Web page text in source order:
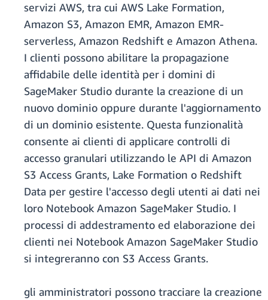
servizi AWS, tra cui AWS Lake Formation,
Amazon S3, Amazon EMR, Amazon EMR-
serverless, Amazon Redshift e Amazon Athena.
I clienti possono abilitare la propagazione
affidabile delle identità per i domini di
SageMaker Studio durante la creazione di un
nuovo dominio oppure durante l'aggiornamento
di un dominio esistente. Questa funzionalità
consente ai clienti di applicare controlli di
accesso granulari utilizzando le API di Amazon
S3 Access Grants, Lake Formation o Redshift
Data per gestire l'accesso degli utenti ai dati nei
loro Notebook Amazon SageMaker Studio. I
processi di addestramento ed elaborazione dei
clienti nei Notebook Amazon SageMaker Studio
si integreranno con S3 Access Grants.
gli amministratori possono tracciare la creazione